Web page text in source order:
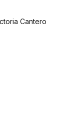
Cantero